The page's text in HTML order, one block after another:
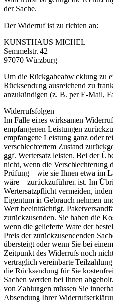
der Sache.
Der Widerruf ist zu richten an:
KUNSTHAUS MICHEL
Semmelstr. 42
97070 Würzburg
Um die Rückgabeabwicklung zu
Rücksendung ausreichend zu
anzukündigen (z. B. per E-Mail,
Widerrufsfolgen
Im Falle eines wirksamen
empfangenen Leistungen
empfangene Leistung ganz oder
verschlechtertem Zustand
ggf. Wertersatz leisten. Bei der
nicht, wenn die Verschlechterung
Prüfung – wie sie Ihnen etwa im
wäre – zurückzuführen ist. Im
Wertersatzpflicht vermeiden,
Eigentum in Gebrauch nehmen
Wert beeinträchtigt.
zurückzusenden. Sie haben die
wenn die gelieferte Ware der
Preis der zurückzusendenden
übersteigt oder wenn Sie bei
Zeitpunkt des Widerrufs noch
vertraglich vereinbarte
die Rücksendung für Sie
Sachen werden bei Ihnen
von Zahlungen müssen Sie
Absendung Ihrer